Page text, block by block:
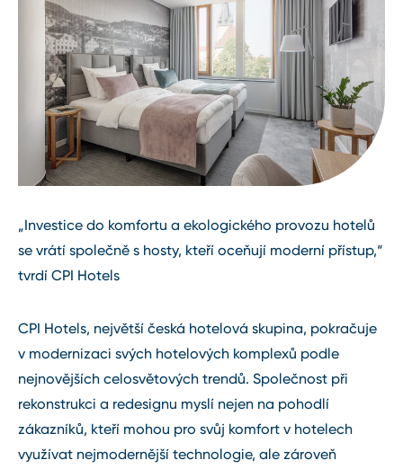
„Investice do komfortu a ekologického provozu hotelů
se vrátí společně s hosty, kteří oceňují moderní přístup,“
tvrdí CPI Hotels
CPI Hotels, největší česká hotelová skupina, pokračuje
v modernizaci svých hotelových komplexů podle
nejnovějších celosvětových trendů. Společnost při
rekonstrukci a redesignu myslí nejen na pohodlí
zákazníků, kteří mohou pro svůj komfort v hotelech
využívat nejmodernější technologie, ale zároveň